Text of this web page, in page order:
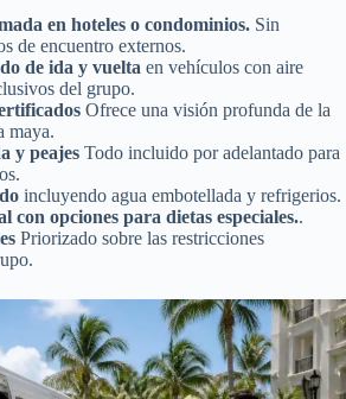
en hoteles o condominios. Sin
de encuentro externos.
de ida y vuelta en vehículos con aire
del grupo.
Ofrece una visión profunda de la
maya.
y peajes Todo incluido por adelantado para
incluyendo agua embotellada y refrigerios.
con opciones para dietas especiales..
Priorizado sobre las restricciones